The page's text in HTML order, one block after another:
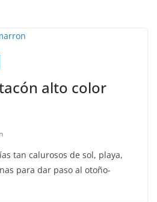
alto color
tan calurosos de sol, playa,
para dar paso al otoño-